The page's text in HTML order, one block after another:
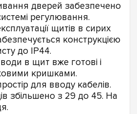
дверей забезпечено
регулювання.
щитів в сирих
конструкцією
до IP44.
в щит вже готові і
кришками.
для вводу кабелів.
збільшено з 29 до 45. На